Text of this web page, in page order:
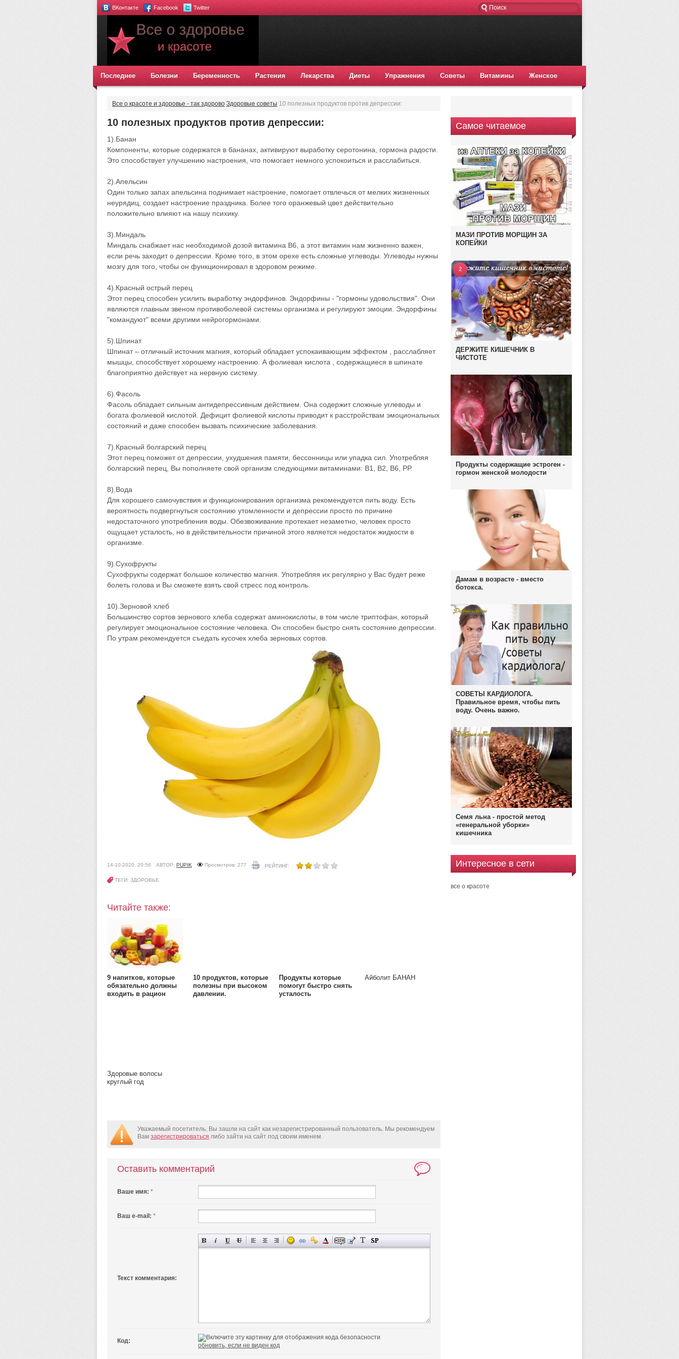
ВКонтакте Facebook Twitter
Последнее Болезни Беременность Растения Лекарства Диеты Упражнения Советы Витамины Женское
Все о красоте и здоровье - так здорово Здоровые советы 10 полезных продуктов против депрессии:
10 полезных продуктов против депрессии:
1).Банан
Компоненты, которые содержатся в бананах, активируют выработку серотонина, гормона радости.
Это способствует улучшению настроения, что помогает немного успокоиться и расслабиться.
2).Апельсин
Один только запах апельсина поднимает настроение, помогает отвлечься от мелких жизненных
неурядиц, создает настроение праздника. Более того оранжевый цвет действительно
положительно влияют на нашу психику.
3).Миндаль
Миндаль снабжает нас необходимой дозой витамина В6, а этот витамин нам жизненно важен,
если речь заходит о депрессии. Кроме того, в этом орехе есть сложные углеводы. Углеводы нужны
мозгу для того, чтобы он функционировал в здоровом режиме.
4).Красный острый перец
Этот перец способен усилить выработку эндорфинов. Эндорфины - "гормоны удовольствия". Они
являются главным звеном противоболевой системы организма и регулируют эмоции. Эндорфины
"командуют" всеми другими нейрогормонами.
5).Шпинат
Шпинат – отличный источник магния, который обладает успокаивающим эффектом , расслабляет
мышцы, способствует хорошему настроению. А фолиевая кислота , содержащиеся в шпинате
благоприятно действует на нервную систему.
6).Фасоль
Фасоль обладает сильным антидепрессивным действием. Она содержит сложные углеводы и
богата фолиевой кислотой. Дефицит фолиевой кислоты приводит к расстройствам эмоциональных
состояний и даже способен вызвать психические заболевания.
7).Красный болгарский перец
Этот перец поможет от депрессии, ухудшения памяти, бессонницы или упадка сил. Употребляя
болгарский перец, Вы пополняете свой организм следующими витаминами: В1, В2, В6, РР.
8).Вода
Для хорошего самочувствия и функционирования организма рекомендуется пить воду. Есть
вероятность подвергнуться состоянию утомленности и депрессии просто по причине
недостаточного употребления воды. Обезвоживание протекает незаметно, человек просто
ощущает усталость, но в действительности причиной этого является недостаток жидкости в
организме.
9).Сухофрукты
Сухофрукты содержат большое количество магния. Употребляя их регулярно у Вас будет реже
болеть голова и Вы сможете взять свой стресс под контроль.
10).Зерновой хлеб
Большинство сортов зернового хлеба содержат аминокислоты, в том числе триптофан, который
регулирует эмоциональное состояние человека. Он способен быстро снять состояние депрессии.
По утрам рекомендуется съедать кусочек хлеба зерновых сортов.
14-10-2020, 20:56 АВТОР: PUPIK Просмотров: 277 РЕЙТИНГ:
ТЕГИ: ЗДОРОВЬЕ
Читайте также:
9 напитков, которые
обязательно должны
входить в рацион
10 продуктов, которые
полезны при высоком
давлении.
Продукты которые
помогут быстро снять
усталость
Айболит БАНАН
Здоровые волосы
круглый год
Уважаемый посетитель, Вы зашли на сайт как незарегистрированный пользователь. Мы рекомендуем
Вам зарегистрироваться либо зайти на сайт под своим именем.
Оставить комментарий
Ваше имя: *
Ваш e-mail: *
Текст комментария:
Код:
обновить, если не виден код
Самое читаемое
МАЗИ ПРОТИВ МОРЩИН ЗА
КОПЕЙКИ
ДЕРЖИТЕ КИШЕЧНИК В
ЧИСТОТЕ
2
Продукты содержащие эстроген -
гормон женской молодости
Дамам в возрасте - вместо
ботокса.
СОВЕТЫ КАРДИОЛОГА.
Правильное время, чтобы пить
воду. Очень важно.
Семя льна - простой метод
«генеральной уборки»
кишечника
Интересное в сети
все о красоте